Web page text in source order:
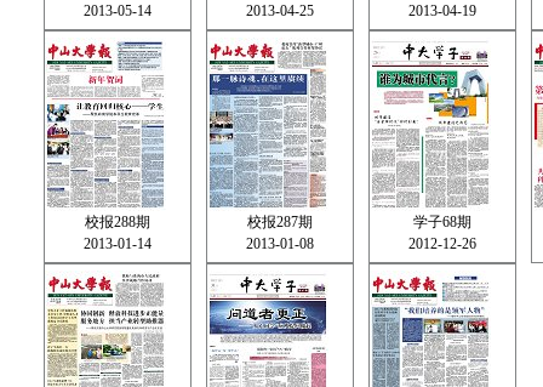
2013-05-14
2013-04-25
2013-04-19
校报288期
2013-01-14
校报287期
2013-01-08
学子68期
2012-12-26